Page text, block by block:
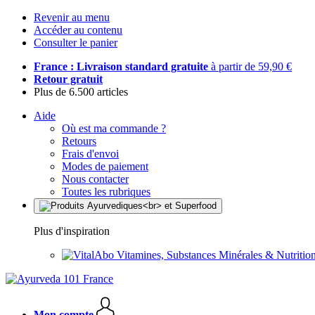
Revenir au menu
Accéder au contenu
Consulter le panier
France : Livraison standard gratuite à partir de 59,90 €
Retour gratuit
Plus de 6.500 articles
Aide
Où est ma commande ?
Retours
Frais d'envoi
Modes de paiement
Nous contacter
Toutes les rubriques
Plus d'inspiration
Vitamines, Substances Minérales &